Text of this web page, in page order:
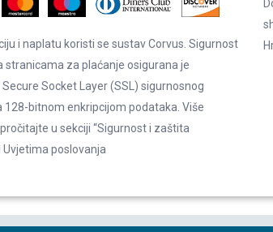
i naplatu koristi se sustav Corvus. Sigurnost
stranicama za plaćanje osigurana je
Socket Layer (SSL) sigurnosnog
128-bitnom enkripcijom podataka. Više
u sekciji “Sigurnost i zaštita
Uvjetima poslovanja